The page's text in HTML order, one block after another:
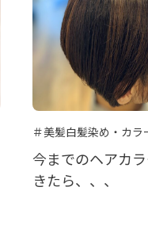
＃美髪白髪染め・カラ
今までのヘアカ
きたら、、、